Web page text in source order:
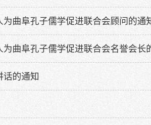
曲阜孔子儒学促进联合会顾问的通
曲阜孔子儒学促进联合会名誉会长
话的通知